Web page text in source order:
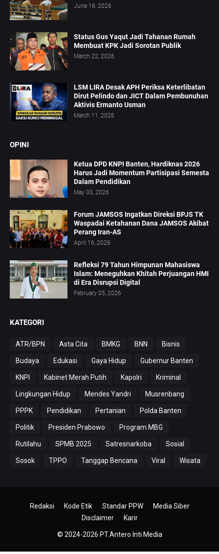
June 16, 2026
Status Gus Yaqut Jadi Tahanan Rumah
Membuat KPK Jadi Sorotan Publik
March 22, 2026
LSM LIRA Desak APH Periksa Keterlibatan
Dirut Pelindo dan JICT Dalam Pembunuhan
Aktivis Ermanto Usman
March 11, 2026
OPINI
Ketua DPD KNPI Banten, Hardiknas 2026
Harus Jadi Momentum Partisipasi Semesta
Dalam Pendidikan
May 03, 2026
Forum JAMSOS Ingatkan Direksi BPJS TK
Waspadai Ketahanan Dana JAMSOS Akibat
Perang Iran-AS
April 16, 2026
Refleksi 79 Tahun Himpunan Mahasiswa
Islam: Meneguhkan Khitah Perjuangan HMI
di Era Disrupsi Digital
February 05, 2026
KATEGORI
ATR/BPN Asta Cita BMKG BNN Bisnis
Budaya Edukasi Gaya Hidup Gubernur Banten
KNPI Kabinet Merah Putih Kapolri Kriminal
Lingkungan Hidup Mendes Yandri Musrenbang
PPPK Pendidikan Pertanian Polda Banten
Politik Presiden Prabowo Program MBG
Rutilahu SPMB 2025 Satresnarkoba Sosial
Sosok TPPO Tanggap Bencana Viral Wisata
© 2024-2026 PT.Antero Inti Media
Redaksi Kode Etik Standar PPW
Media Siber
Disclaimer
Karir